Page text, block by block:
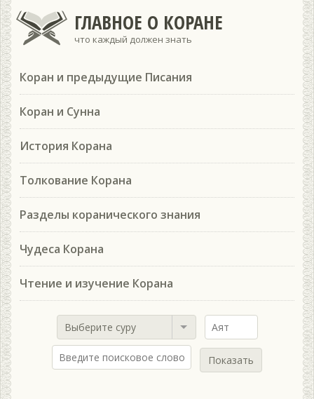
ГЛАВНОЕ О КОРАНЕ
что каждый должен знать
Коран и предыдущие Писания
Коран и Сунна
История Корана
Толкование Корана
Разделы коранического знания
Чудеса Корана
Чтение и изучение Корана
Выберите суру
Показать